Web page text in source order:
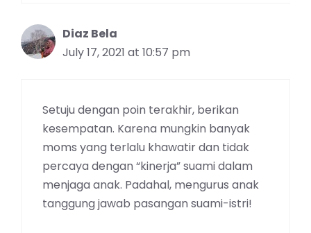
Diaz Bela
July 17, 2021 at 10:57 pm
Setuju dengan poin terakhir, berikan
kesempatan. Karena mungkin banyak
moms yang terlalu khawatir dan tidak
percaya dengan “kinerja” suami dalam
menjaga anak. Padahal, mengurus anak
tanggung jawab pasangan suami-istri!